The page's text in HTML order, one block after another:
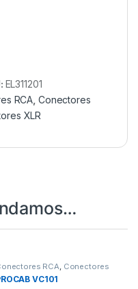
EL311201
RCA Conectores
XLR
RCA, Conectores
,Conectores XLR
XLR
VC101